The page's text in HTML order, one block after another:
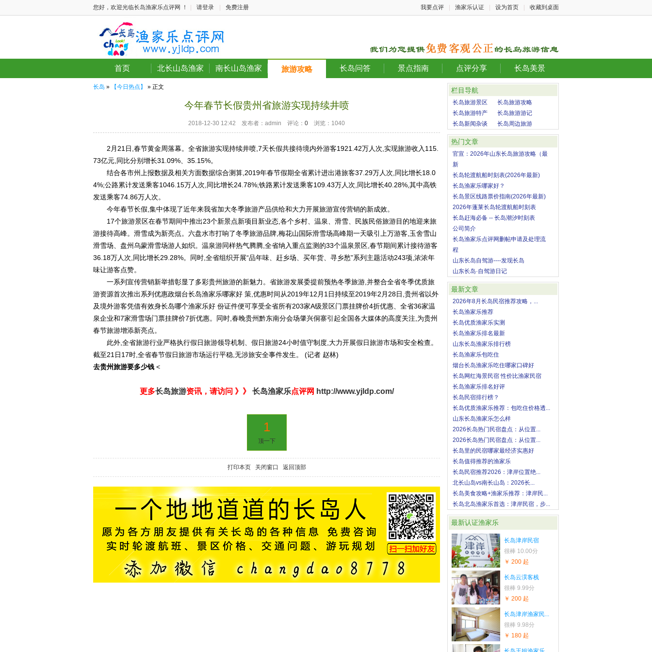
您好，欢迎光临长岛渔家乐点评网 ！ 请登录 免费注册 我要点评 渔家乐认证 设为首页 收藏到桌面
首页 北长山岛渔家 南长山岛渔家 旅游攻略 长岛问答 景点指南 点评分享 长岛美景
长岛 » 【今日热点】 » 正文
今年春节长假贵州省旅游实现持续井喷
2018-12-30 12:42 发布者：admin 评论： 0 浏览：1040
2月21日,春节黄金周落幕。全省旅游实现持续井喷,7天长假共接待境内外游客1921.42万人次,实现旅游收入115.
73亿元,同比分别增长31.09%、35.15%。
结合各市州上报数据及相关方面数据综合测算,2019年春节假期全省累计进出港旅客37.29万人次,同比增长18.0
4%;公路累计发送乘客1046.15万人次,同比增长24.78%;铁路累计发送乘客109.43万人次,同比增长40.28%,其中高铁
发送乘客74.86万人次。
今年春节长假,集中体现了近年来我省加大冬季旅游产品供给和大力开展旅游宣传营销的新成效。
17个旅游景区在春节期间中推出23个新景点新项目新业态,各个乡村、温泉、滑雪、民族民俗旅游目的地迎来旅
游接待高峰。滑雪成为新亮点。六盘水市打响了冬季旅游品牌,梅花山国际滑雪场高峰期一天吸引上万游客,玉舍雪山
滑雪场、盘州乌蒙滑雪场游人如织。温泉游同样热气腾腾,全省纳入重点监测的33个温泉景区,春节期间累计接待游客
36.18万人次,同比增长29.28%。同时,全省组织开展“品年味、赶乡场、买年货、寻乡愁”系列主题活动243项,浓浓年
味让游客点赞。
一系列宣传营销新举措彰显了多彩贵州旅游的新魅力。省旅游发展委提前预热冬季旅游,并整合全省冬季优质旅
游资源首次推出系列优惠政烟台长岛渔家乐哪家好 策,优惠时间从2019年12月1日持续至2019年2月28日,贵州省以外
及境外游客凭借有效身长岛哪个渔家乐好 份证件便可享受全省所有203家A级景区门票挂牌价4折优惠、全省36家温
泉企业和7家滑雪场门票挂牌价7折优惠。同时,春晚贵州黔东南分会场肇兴侗寨引起全国各大媒体的高度关注,为贵州
春节旅游增添新亮点。
此外,全省旅游行业严格执行假日旅游领导机制、假日旅游24小时值守制度,大力开展假日旅游市场和安全检查。
截至21日17时,全省春节假日旅游市场运行平稳,无涉旅安全事件发生。 (记者 赵林)
去贵州旅游要多少钱 <
更多长岛旅游资讯，请访问 》》 长岛渔家乐点评网 http://www.yjldp.com/
1
顶一下
打印本页 关闭窗口 返回顶部
栏目导航
长岛旅游景区
长岛旅游攻略
长岛旅游特产
长岛旅游游记
长岛新闻杂谈
长岛周边旅游
热门文章
官宣：2026年山东长岛旅游攻略（最
新
长岛轮渡航船时刻表(2026年最新)
长岛渔家乐哪家好？
长岛景区线路票价指南(2026年最新)
2026年蓬莱长岛轮渡航船时刻表
长岛赶海必备 -- 长岛潮汐时刻表
公司简介
长岛渔家乐点评网删帖申请及处理流
程
山东长岛自驾游----发现长岛
山东长岛·自驾游日记
最新文章
2026年8月长岛民宿推荐攻略，...
长岛渔家乐推荐
长岛优质渔家乐实测
长岛渔家乐排名最新
山东长岛渔家乐排行榜
长岛渔家乐包吃住
烟台长岛渔家乐吃住哪家口碑好
长岛网红海景民宿 性价比渔家民宿
长岛渔家乐排名好评
长岛民宿排行榜？
长岛优质渔家乐推荐：包吃住价格透...
山东长岛渔家乐怎么样
2026长岛热门民宿盘点：从位置...
2026长岛热门民宿盘点：从位置...
长岛里的民宿哪家最经济实惠好
长岛值得推荐的渔家乐
长岛民宿推荐2026：津岸位置绝...
北长山岛vs南长山岛：2026长...
长岛美食攻略+渔家乐推荐：津岸民...
长岛北岛渔家乐首选：津岸民宿，步...
最新认证渔家乐
长岛津岸民宿
很棒 10.00分
￥ 200 起
长岛云淏客栈
很棒 9.99分
￥ 200 起
长岛津岸渔家民...
很棒 9.98分
￥ 180 起